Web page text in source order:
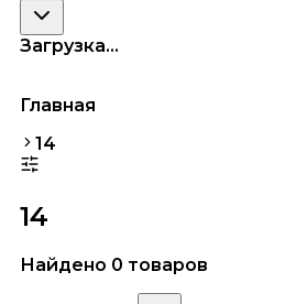
Загрузка...
Главная
14
14
Найдено 0 товаров